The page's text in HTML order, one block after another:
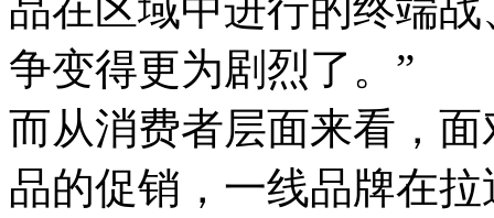
争变得更为剧烈了。”
而从消费者层面来看，
品的促销，一线品牌在